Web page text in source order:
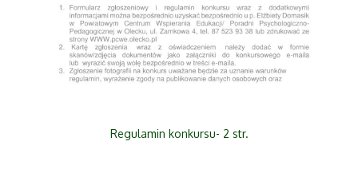
Regulamin konkursu- 2 str.